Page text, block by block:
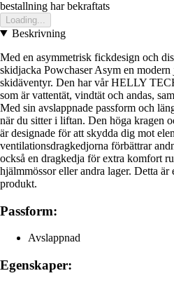
bestallning har bekraftats
Loading...
Beskrivning
Med en asymmetrisk fickdesign och
skidjacka Powchaser Asym en
skidäventyr. Den har vår HELLY
som är vattentät, vindtät och andas,
Med sin avslappnade passform och
när du sitter i liftan. Den höga kragen
är designade för att skydda dig mot
ventilationsdragkedjorna förbättrar
också en dragkedja för extra komfort
hjälmmössor eller andra lager. Detta
produkt.
Passform:
Avslappnad
Egenskaper: